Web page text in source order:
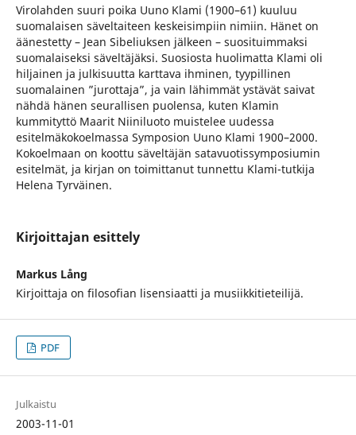
Virolahden suuri poika Uuno Klami (1900–61) kuuluu
suomalaisen säveltaiteen keskeisimpiin nimiin. Hänet on
äänestetty – Jean Sibeliuksen jälkeen – suosituimmaksi
suomalaiseksi säveltäjäksi. Suosiosta huolimatta Klami oli
hiljainen ja julkisuutta karttava ihminen, tyypillinen
suomalainen ”jurottaja”, ja vain lähimmät ystävät saivat
nähdä hänen seurallisen puolensa, kuten Klamin
kummityttö Maarit Niiniluoto muistelee uudessa
esitelmäkokoelmassa Symposion Uuno Klami 1900–2000.
Kokoelmaan on koottu säveltäjän satavuotissymposiumin
esitelmät, ja kirjan on toimittanut tunnettu Klami-tutkija
Helena Tyrväinen.
Kirjoittajan esittely
Markus Lång
Kirjoittaja on filosofian lisensiaatti ja musiikkitieteilijä.
PDF
Julkaistu
2003-11-01